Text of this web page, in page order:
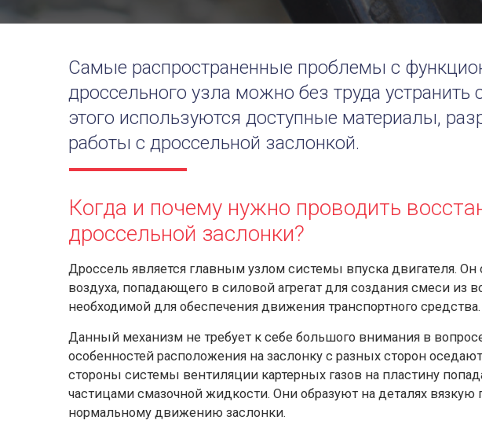
Самые распространенные проблемы с
дроссельного узла можно без труда устранить
этого используются доступные материалы,
работы с дроссельной заслонкой.
Когда и почему нужно проводить
дроссельной заслонки?
Дроссель является главным узлом системы впуска двигателя. Он
воздуха, попадающего в силовой агрегат для создания смеси из
необходимой для обеспечения движения транспортного средства.
Данный механизм не требует к себе большого внимания в
особенностей расположения на заслонку с разных сторон
стороны системы вентиляции картерных газов на пластину
частицами смазочной жидкости. Они образуют на деталях
нормальному движению заслонки.